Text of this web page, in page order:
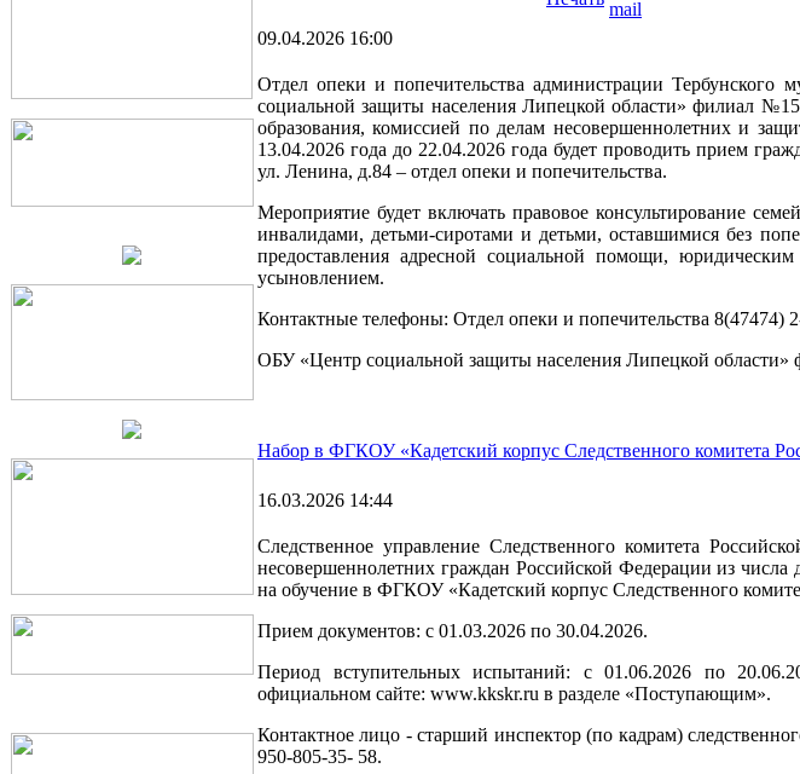
09.04.2026 16:00
Отдел опеки и попечительства администрации Тербунского
социальной защиты населения Липецкой области» филиал
образования, комиссией по делам несовершеннолетних и
13.04.2026 года до 22.04.2026 года будет проводить прием
ул. Ленина, д.84 – отдел опеки и попечительства.
Мероприятие будет включать правовое консультирование
инвалидами, детьми-сиротами и детьми, оставшимися без
предоставления адресной социальной помощи,
усыновлением.
Контактные телефоны: Отдел опеки и попечительства 8(47474)
ОБУ «Центр социальной защиты населения Липецкой
Набор в ФГКОУ «Кадетский корпус Следственного комитета
16.03.2026 14:44
Следственное управление Следственного комитета
несовершеннолетних граждан Российской Федерации из числа
на обучение в ФГКОУ «Кадетский корпус Следственного
Прием документов: с 01.03.2026 по 30.04.2026.
Период вступительных испытаний: с 01.06.2026 по
официальном сайте: www.kkskr.ru в разделе «Поступающим».
Контактное лицо - старший инспектор (по кадрам)
950-805-35- 58.